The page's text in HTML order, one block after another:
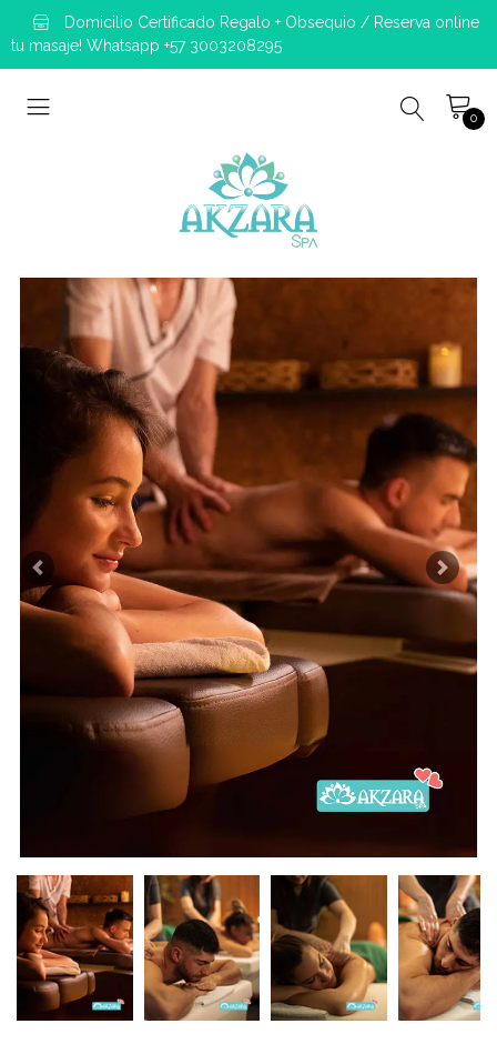
Domicilio Certificado Regalo + Obsequio / Reserva online
tu masaje! Whatsapp +57 3003208295
0
Previous Next